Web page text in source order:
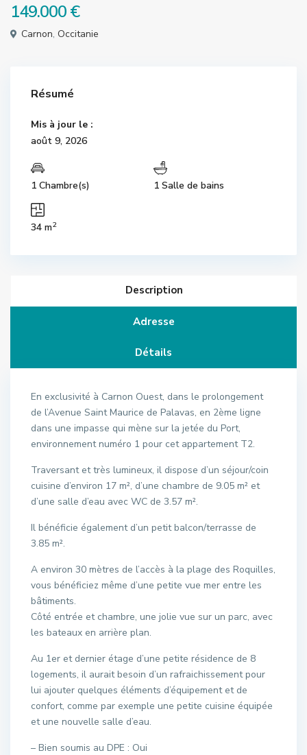
149.000 €
Carnon, Occitanie
Résumé
Mis à jour le :
août 9, 2026
1 Chambre(s) 1 Salle de bains
34 m2
Description
Adresse
Détails
En exclusivité à Carnon Ouest, dans le prolongement
de l’Avenue Saint Maurice de Palavas, en 2ème ligne
dans une impasse qui mène sur la jetée du Port,
environnement numéro 1 pour cet appartement T2.
Traversant et très lumineux, il dispose d’un séjour/coin
cuisine d’environ 17 m², d’une chambre de 9.05 m² et
d’une salle d’eau avec WC de 3.57 m².
Il bénéficie également d’un petit balcon/terrasse de
3.85 m².
A environ 30 mètres de l’accès à la plage des Roquilles,
vous bénéficiez même d’une petite vue mer entre les
bâtiments.
Côté entrée et chambre, une jolie vue sur un parc, avec
les bateaux en arrière plan.
Au 1er et dernier étage d’une petite résidence de 8
logements, il aurait besoin d’un rafraichissement pour
lui ajouter quelques éléments d’équipement et de
confort, comme par exemple une petite cuisine équipée
et une nouvelle salle d’eau.
– Bien soumis au DPE : Oui